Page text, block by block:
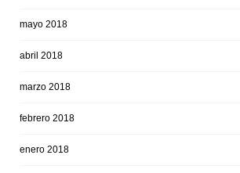
mayo 2018
abril 2018
marzo 2018
febrero 2018
enero 2018